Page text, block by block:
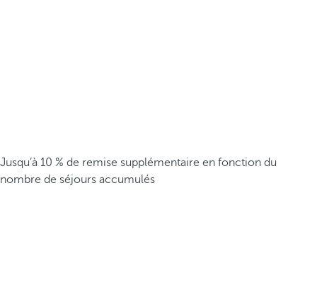
Jusqu’à 10 % de remise supplémentaire en fonction du
nombre de séjours accumulés